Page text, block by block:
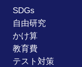
SDGs
自由研究
かけ算
教育費
テスト対策